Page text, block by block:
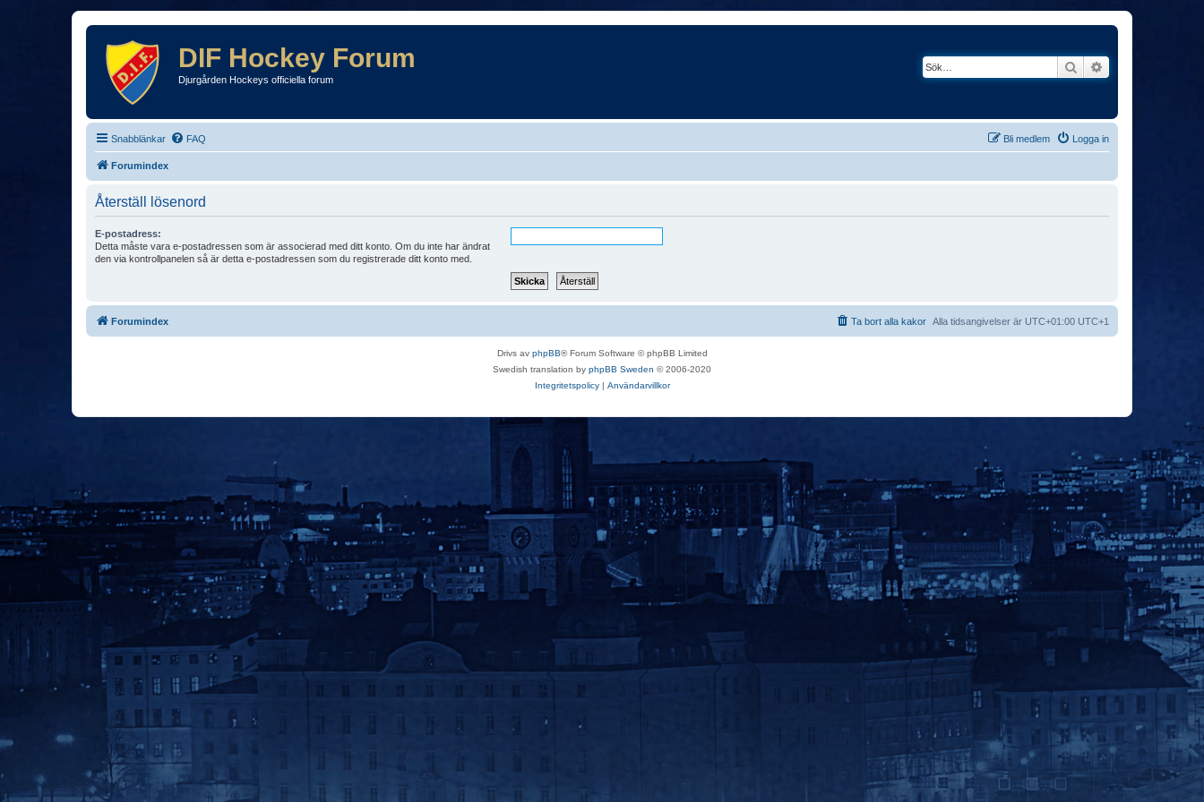
DIF Hockey Forum
Djurgården Hockeys officiella forum
Sök
Snabblänkar FAQ Logga in
Bli medlem
Forumindex
Återställ lösenord
E-postadress:
Detta måste vara e-postadressen som är associerad med ditt konto. Om du inte har ändrat
den via kontrollpanelen så är detta e-postadressen som du registrerade ditt konto med.
Forumindex Alla tidsangivelser är UTC+01:00 UTC+1
Ta bort alla kakor
Drivs av phpBB® Forum Software © phpBB Limited
Swedish translation by phpBB Sweden © 2006-2020
Integritetspolicy| Användarvillkor